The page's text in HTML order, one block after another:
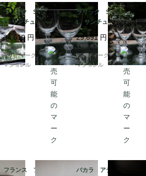
ラリック Saint Huber
t サンチュベール ワ
イングラス 146mm
7428
34,619 円
アンティークギャラリー
マジョレル
ラリック Saint Huber
t サンチュベール ワ
イングラス 119mm
7427
29,691 円
アンティークギャラリー
マジョレル
フランス フルーツの
バカラ アテネ ウイ